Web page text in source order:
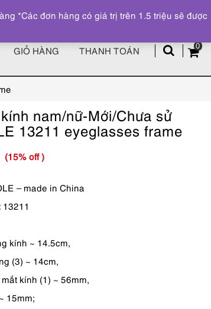
z
0
GIỎ HÀNG THANH TOÁN
nam/nữ-Mới/Chưa sử
13211 eyeglasses frame
2,881,000 ₫.
(15% off )
– made in China
13211
kính ~ 14.5cm,
(3) ~ 14cm,
kính (1) ~ 56mm,
15mm;
*Các đơn hàng có giá trị trên 1.5 triệu sẽ được